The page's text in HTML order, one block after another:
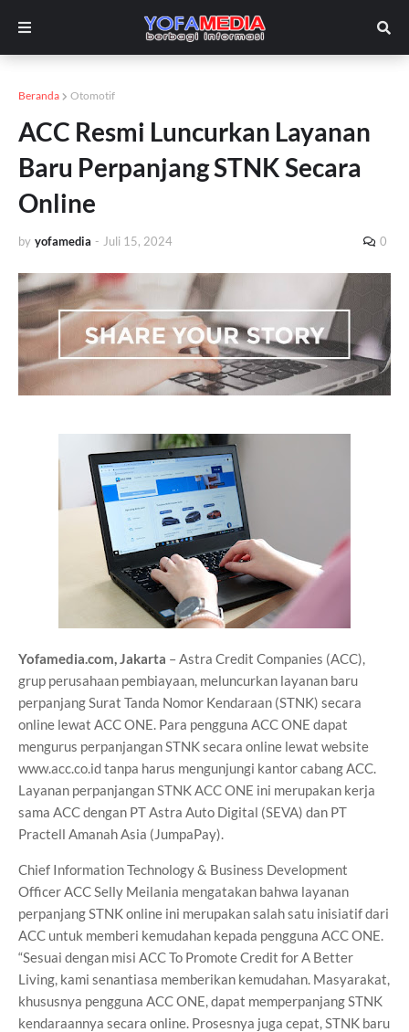
Beranda Otomotif
ACC Resmi Luncurkan Layanan
Baru Perpanjang STNK Secara
Online
by yofamedia - Juli 15, 2024 0
Yofamedia.com, Jakarta – Astra Credit Companies (ACC),
grup perusahaan pembiayaan, meluncurkan layanan baru
perpanjang Surat Tanda Nomor Kendaraan (STNK) secara
online lewat ACC ONE. Para pengguna ACC ONE dapat
mengurus perpanjangan STNK secara online lewat website
www.acc.co.id tanpa harus mengunjungi kantor cabang ACC.
Layanan perpanjangan STNK ACC ONE ini merupakan kerja
sama ACC dengan PT Astra Auto Digital (SEVA) dan PT
Practell Amanah Asia (JumpaPay).
Chief Information Technology & Business Development
Officer ACC Selly Meilania mengatakan bahwa layanan
perpanjang STNK online ini merupakan salah satu inisiatif dari
ACC untuk memberi kemudahan kepada pengguna ACC ONE.
“Sesuai dengan misi ACC To Promote Credit for A Better
Living, kami senantiasa memberikan kemudahan. Masyarakat,
khususnya pengguna ACC ONE, dapat memperpanjang STNK
kendaraannya secara online. Prosesnya juga cepat, STNK baru